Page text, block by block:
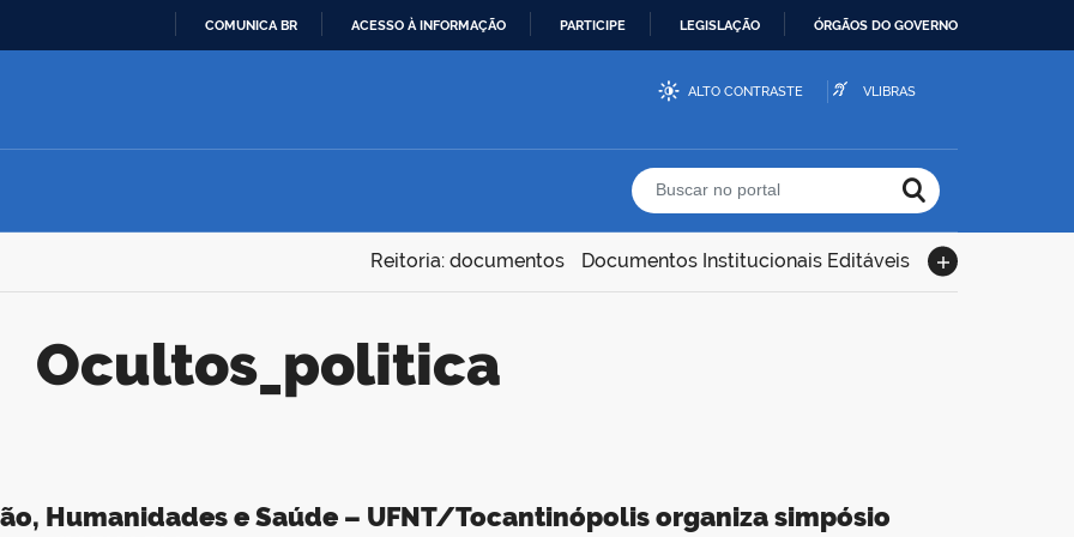
CONTEÚDO
COMUNICA BR ACESSO À INFORMAÇÃO PARTICIPE LEGISLAÇÃO ÓRGÃOS DO GOVERNO
ALTO CONTRASTE VLIBRAS
Buscar no portal
Reitoria: documentos Documentos Institucionais Editáveis
ocultos_politica
Humanidades e Saúde – UFNT/Tocantinópolis organiza simpósio